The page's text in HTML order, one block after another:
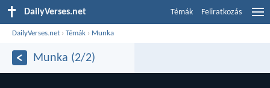
DailyVerses.net Témák Feliratkozás
DailyVerses.net ›Témák › Munka
Munka (2/2)